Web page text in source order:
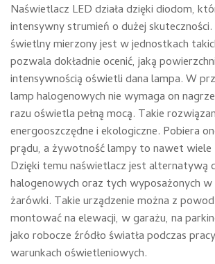
Naświetlacz LED działa dzięki diodom,
intensywny strumień o dużej
świetlny mierzony jest w jednostkach
pozwala dokładnie ocenić, jaką
intensywnością oświetli dana lampa. W
lamp halogenowych nie wymaga on
razu oświetla pełną mocą. Takie
energooszczędne i ekologiczne. Pobiera
prądu, a żywotność lampy to nawet wiele
Dzięki temu naświetlacz jest alternatywą
halogenowych oraz tych wyposażonych
żarówki. Takie urządzenie można z
montować na elewacji, w garażu, na
jako robocze źródło światła podczas
warunkach oświetleniowych.